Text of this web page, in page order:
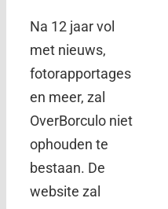
Na 12 jaar vol
met nieuws,
fotorapportages
en meer, zal
OverBorculo niet
ophouden te
bestaan. De
website zal